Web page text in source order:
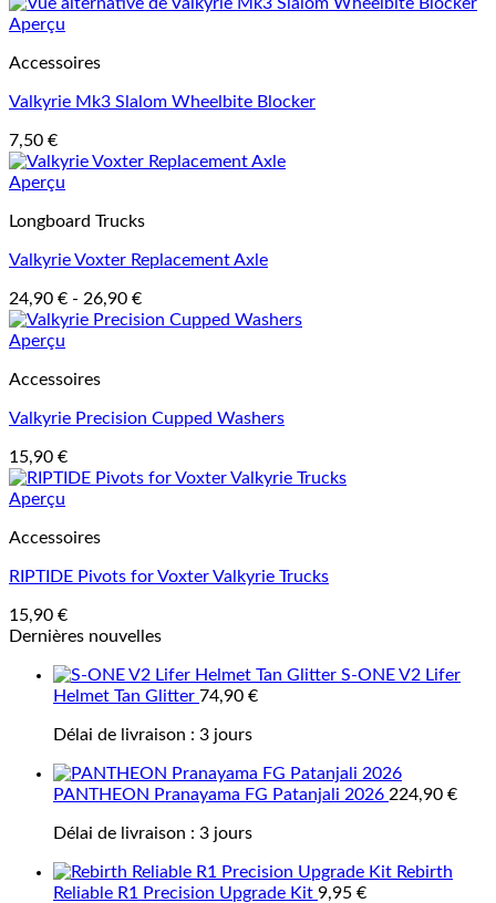
Aperçu
Accessoires
Valkyrie Mk3 Slalom Wheelbite Blocker
7,50 €
Aperçu
Longboard Trucks
Valkyrie Voxter Replacement Axle
24,90 € - 26,90 €
Aperçu
Accessoires
Valkyrie Precision Cupped Washers
15,90 €
Aperçu
Accessoires
RIPTIDE Pivots for Voxter Valkyrie Trucks
15,90 €
Dernières nouvelles
S-ONE V2 Lifer
Helmet Tan Glitter 74,90 €
Délai de livraison : 3 jours
PANTHEON Pranayama FG Patanjali 2026 224,90 €
Délai de livraison : 3 jours
Rebirth
Reliable R1 Precision Upgrade Kit 9,95 €